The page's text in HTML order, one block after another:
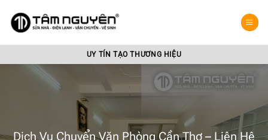
qua
dung
UY TÍN TẠO THƯƠNG HIỆU
Dịch Vụ Chuyển Văn Phòng Cần Thơ – Liên Hệ